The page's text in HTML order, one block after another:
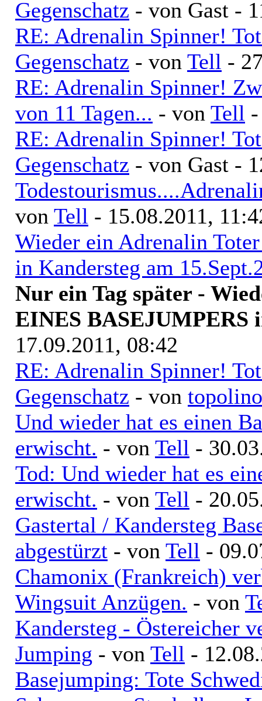
Gegenschatz - von Gast -
RE: Adrenalin Spinner!
Gegenschatz - von Tell -
RE: Adrenalin Spinner!
von 11 Tagen... - von Tell
RE: Adrenalin Spinner!
Gegenschatz - von Gast -
von Tell - 15.08.2011,
Wieder ein Adrenalin
in Kandersteg am
Nur ein Tag später -
EINES BASEJUMPERS
17.09.2011, 08:42
RE: Adrenalin Spinner!
Gegenschatz - von topolino
Und wieder hat es einen
erwischt. - von Tell -
Tod: Und wieder hat es
erwischt. - von Tell -
Gastertal / Kandersteg
abgestürzt - von Tell -
Chamonix (Frankreich)
Wingsuit Anzügen. - von
Kandersteg - Östereicher
Jumping - von Tell -
Basejumping: Tote